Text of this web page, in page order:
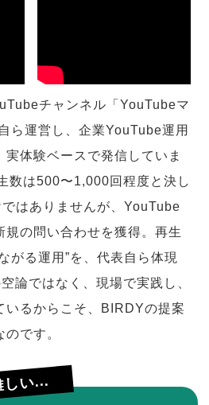
チャンネル「YouTubeマ
ら運営し、企業YouTube運用
体験ベースで発信していま
数は500〜1,000回程度と決し
ではありませんが、YouTube
規の問い合わせを獲得。再生
がる運用”を、代表自ら体現
論ではなく、現場で実践し、
いるからこそ、BIRDYの提案
です。
い...